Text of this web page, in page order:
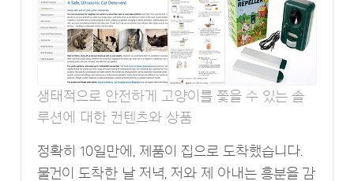
생태적으로 안전하게 고양이를 쫓을 수 있는 솔
루션에 대한 컨텐츠와 상품
정확히 10일만에, 제품이 집으로 도착했습니다.
물건이 도착한 날 저녁, 저와 제 아내는 흥분을 감